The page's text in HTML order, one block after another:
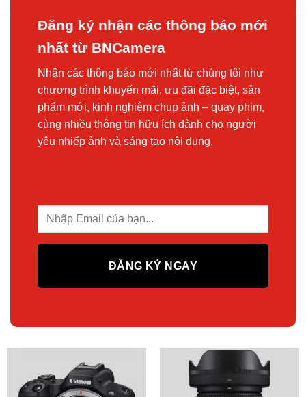
Đăng ký nhận các thông báo mới
nhất từ BNCamera
Nhận các thông báo mới nhất từ chúng tôi như
chương trình khuyến mãi, ưu đãi đặc biệt, sản
phẩm mới, kinh nghiệm chụp ảnh – quay phim,
cùng nhiều thông tin hữu ích dành cho người
yêu nhiếp ảnh và sáng tạo nội dung.